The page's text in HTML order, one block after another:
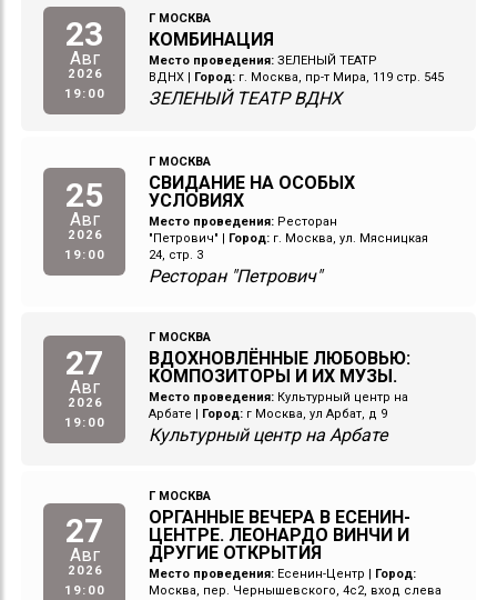
23
Авг
2026
19:00
Г МОСКВА
КОМБИНАЦИЯ
Место проведения: ЗЕЛЕНЫЙ ТЕАТР
ВДНХ | Город: г. Москва, пр-т Мира, 119 стр. 545
ЗЕЛЕНЫЙ ТЕАТР ВДНХ
25
Авг
2026
19:00
Г МОСКВА
СВИДАНИЕ НА ОСОБЫХ
УСЛОВИЯХ
Место проведения: Ресторан
"Петрович"
Город: г. Москва, ул. Мясницкая
24, стр. 3
Ресторан "Петрович"
27
Авг
2026
19:00
Г МОСКВА
ВДОХНОВЛЁННЫЕ ЛЮБОВЬЮ:
КОМПОЗИТОРЫ И ИХ МУЗЫ.
Место проведения: Культурный центр на
Арбате
Город: г Москва, ул Арбат, д 9
Культурный центр на Арбате
27
Авг
2026
19:00
Г МОСКВА
ОРГАННЫЕ ВЕЧЕРА В ЕСЕНИН-
ЦЕНТРЕ. ЛЕОНАРДО ВИНЧИ И
ДРУГИЕ ОТКРЫТИЯ
Место проведения: Есенин-Центр
Город:
Москва, пер. Чернышевского, 4с2, вход слева